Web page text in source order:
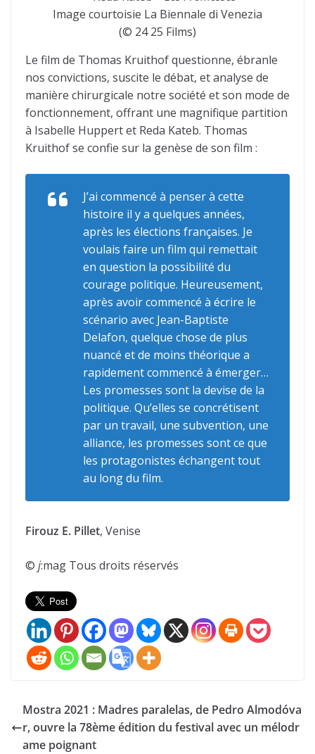
Image courtoisie La Biennale di Venezia
(© 24 25 Films)
Le film de Thomas Kruithof questionne, ébranle
nos convictions, suscite le débat, et analyse de
manière chirurgicale notre société et son mode de
fonctionnement, offrant une magnifique partition
à Isabelle Huppert et Reda Kateb. Thomas
Kruithof se confie sur la genèse de son film :
J’ai commencé à penser à cette
histoire il y a quelques années,
après les élections françaises. Je
voulais faire un film qui remettait
en question la possibilité du
courage politique. Heureusement,
après avoir commencé à écrire le
scénario avec Jean-Baptiste
Delafon, quelque chose de plus
nuancé et de moins théorique a
rapidement commencé à émerger…
Les promesses sont la devise de la
politique. Qu’elles se concrétisent
par un travail, une subvention, une
alliance, les promesses sont ce que
les protagonistes échangent tout
au long du film.
Firouz E. Pillet, Venise
© j:mag Tous droits réservés
Mostra 2021 : Madres paralelas, de Pedro Almodóva
r, ouvre la 78ème édition du festival avec un mélodr
ame poignant